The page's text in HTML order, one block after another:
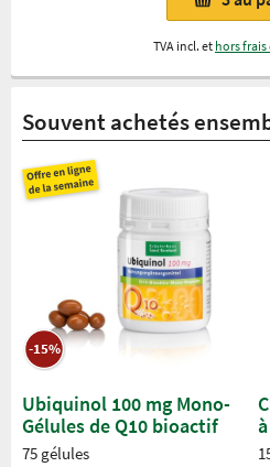
TVA incl. et hors
Souvent achetés
-15%
Ubiquinol 100 mg Mono-
Gélules de Q10 bioactif
75 gélules